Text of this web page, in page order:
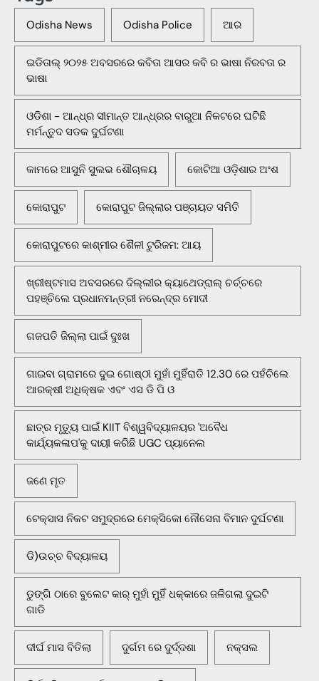
Odisha News Odisha Police ଆର
ଇଡିତାଲ୍ ୨୦୨୫ ଅବସରରେ କବିତା ଆସର କବି ର ଭାଷା ନିରବତା ର
ଭାଷା
ଓଡିଶା - ଆନ୍ଧ୍ର ସୀମାନ୍ତ ଆନ୍ଧ୍ରର ବାରୁଆ ନିକଟରେ ଘଟିଛି
ମର୍ମନ୍ତୁଦ ସଡକ ଦୁର୍ଘଟଣା
କାମରେ ଆସୁନି ସୁଲଭ ଶୌଚାଳୟ କୋଟିଆ ଓଡ଼ିଶାର ଅଂଶ
କୋରାପୁଟ କୋରାପୁଟ ଜିଲ୍ଲାର ପଞ୍ଚାୟତ ସମିତି
କୋରାପୁଟରେ କାଶ୍ମୀର ଶୈଳୀ ଟୁରିଜମ: ଆୟ
ଖ୍ରୀଷ୍ଟମାସ ଅବସରରେ ଦିଲ୍ଲୀର କ୍ୟାଥେଡ୍ରାଲ୍ ଚର୍ଚ୍ଚରେ
ପହଞ୍ଚିଲେ ପ୍ରଧାନମନ୍ତ୍ରୀ ନରେନ୍ଦ୍ର ମୋଦୀ
ଗଜପତି ଜିଲ୍ଲା ପାଇଁ ଦୁଃଖ
ଗାଇବା ଗ୍ରାମରେ ଦୁଇ ଗୋଷ୍ଠୀ ମୁହାଁ ମୁହିଁରାତି 12.30 ରେ ପହଁଚିଲେ
ଆରକ୍ଷୀ ଅଧିକ୍ଷକ ଏବଂ ଏସ ଡି ପି ଓ
ଛାତ୍ର ମୃତ୍ୟୁ ପାଇଁ KIIT ବିଶ୍ୱବିଦ୍ୟାଳୟର 'ଅବୈଧ
କାର୍ଯ୍ୟକଳାପ'କୁ ଦାୟୀ କରିଛି UGC ପ୍ୟାନେଲ
ଜଣେ ମୃତ
ଟେକ୍ସାସ ନିକଟ ସମୁଦ୍ରରେ ମେକ୍ସିକୋ ନୌସେନା ବିମାନ ଦୁର୍ଘଟଣା
ଡି)ଉଚ୍ଚ ବିଦ୍ୟାଳୟ
ଡୁଙ୍ଗି ଠାରେ ବୁଲେଟ କାର୍ ମୁହାଁ ମୁହିଁ ଧକ୍କାରେ ଜଳିଗଲା ଦୁଇଟି
ଗାଡି
ଦୀର୍ଘ ମାସ ବିତିଲା ଦୁର୍ଗମ ରେ ଦୁର୍ଦ୍ଦଶା ନକ୍ସଲ